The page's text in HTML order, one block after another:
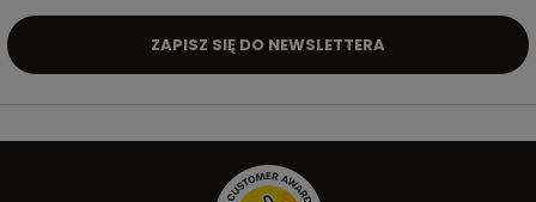
ZAPISZ SIĘ DO NEWSLETTERA